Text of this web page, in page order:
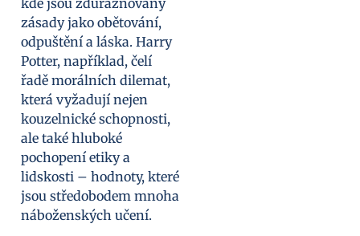
kde jsou zdůrazňovány
zásady jako obětování,
odpuštění a láska. Harry
Potter, například, čelí
řadě morálních dilemat,
která vyžadují nejen
kouzelnické schopnosti,
ale také hluboké
pochopení etiky a
lidskosti – hodnoty, které
jsou středobodem mnoha
náboženských učení.